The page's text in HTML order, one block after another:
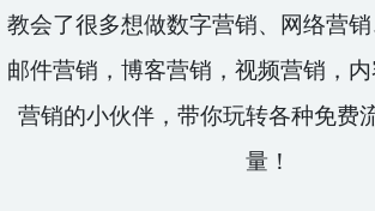
教会了很多想做数字营销、网络营销
邮件营销，博客营销，视频营销，
营销的小伙伴，带你玩转各种免费
量！